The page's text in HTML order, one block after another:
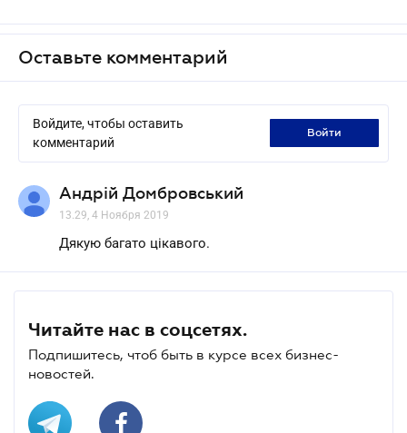
Оставьте комментарий
Войдите, чтобы оставить
комментарий
войти
Андрій Домбровський
13.29, 4 Ноября 2019
Дякую багато цікавого.
Читайте нас в соцсетях.
Подпишитесь, чтоб быть в курсе всех бизнес-
новостей.